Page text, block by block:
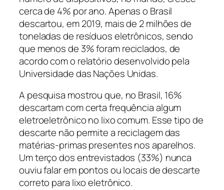
cerca de 4% por ano. Apenas o Brasil
descartou, em 2019, mais de 2 milhões de
toneladas de resíduos eletrônicos, sendo
que menos de 3% foram reciclados, de
acordo com o relatório desenvolvido pela
Universidade das Nações Unidas.
A pesquisa mostrou que, no Brasil, 16%
descartam com certa frequência algum
eletroeletrônico no lixo comum. Esse tipo de
descarte não permite a reciclagem das
matérias-primas presentes nos aparelhos.
Um terço dos entrevistados (33%) nunca
ouviu falar em pontos ou locais de descarte
correto para lixo eletrônico.